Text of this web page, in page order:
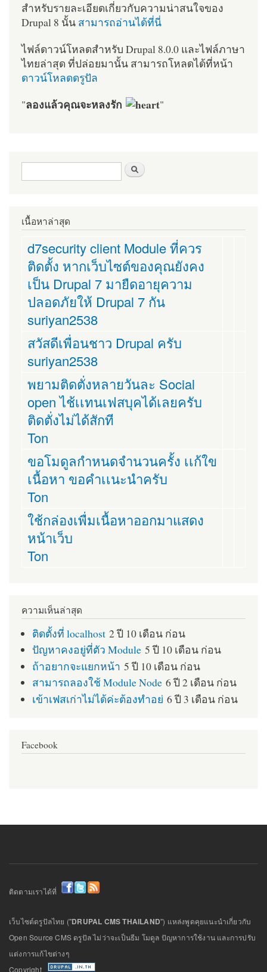
สำหรับรายละเอียดเกี่ยวกับความน่าสนใจของ
Drupal 8 นั้น สามารถอ่านได้ที่นี่
ไฟล์ดาวน์โหลดสำหรับ Drupal 8.0.0 และไฟล์ภาษา
ไทยล่าสุด ที่ปล่อยมานั้น สามารถโหลดได้ที่หน้า
ดาวน์โหลดดรูปัล
"ลองแล้วคุณจะหลงรัก "
ฟอร์มค้นหา
เนื้อหาล่าสุด
d7security client Module ที่ควร
ติดตั้ง หากเว็บไซต์ของคุณยังคง
เป็น Drupal 7 มายืดอายุความ
ปลอดภัยให้ Drupal 7 กัน
suriyan2538
สวัสดีเพื่อนชาว Drupal ครับ
suriyan2538
พยามติดตั่งหลายวันละ Social
open ไช้เเทนเฟสบุคได้เลยครับ
ติดตั่งไม่ได้สักที
Ton
ขอโมดูลกำหนดจำนวนครั้ง เเก้ใข
เนื้อหา ขอคำเเนะนำครับ
Ton
ใช้กล่องเพื่มเนื้อหาออกมาแสดง
หน้าเว็บ
Ton
ความเห็นล่าสุด
ติดตั้งที่ localhost 2 ปี 10 เดือน ก่อน
ปัญหาคงอยู่ที่ตัว Module 5 ปี 10 เดือน ก่อน
ถ้าอยากจะแยกหน้า 5 ปี 10 เดือน ก่อน
สามารถลองใช้ Module Node 6 ปี 2 เดือน ก่อน
เข้าเฟสเก่าไม่ได้ค่ะต้องทำอย่ 6 ปี 3 เดือน ก่อน
Facebook
ติดตามเราได้ที่
เว็บไซต์ดรูปัลไทย ("DRUPAL CMS THAILAND") แหล่งพูดคุยแนะนำเกี่ยวกับ
Open Source CMS ดรูปัล ไม่ว่าจะเป็นธีม โมดูล ปัญหาการใช้งาน และการปรับ
แต่งการแก้ไขต่างๆ
Copyright